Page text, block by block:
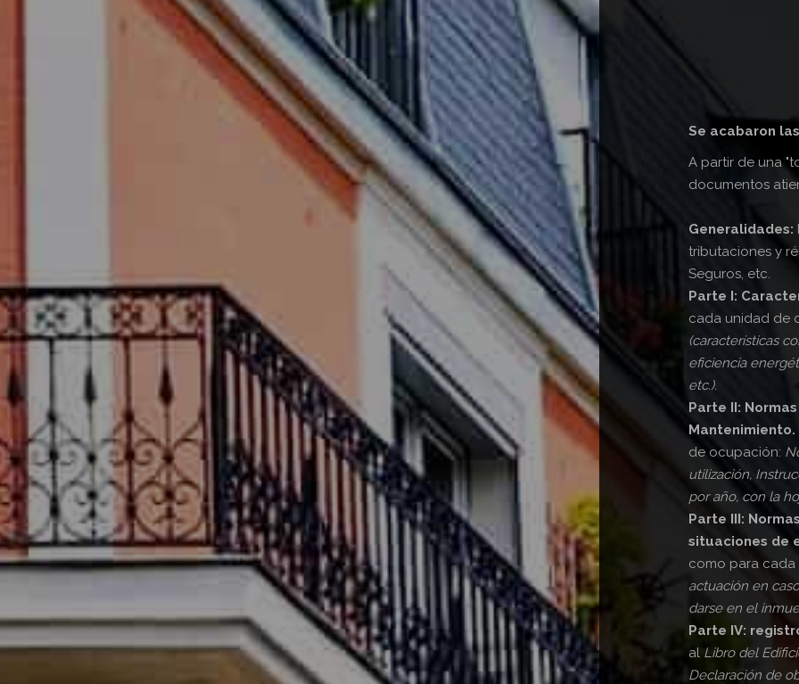
Se acabaron
A partir de una
documentos
Generalidades:
tributaciones y
Seguros, etc.
Parte I:
cada unidad de
(características
eficiencia
etc.).
Parte II:
Mantenimiento.
de ocupación:
utilización,
por año, con la
Parte III:
situaciones de
como para
actuación en
darse en el
Parte IV:
al Libro del
Declaración de